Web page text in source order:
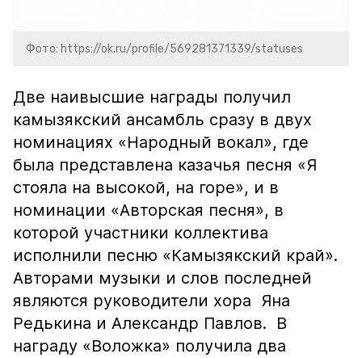
Фото: https://ok.ru/profile/569281371339/statuses
Две наивысшие награды получил
камызякский ансамбль сразу в двух
номинациях «Народный вокал», где
была представлена казачья песня «Я
стояла на высокой, на горе», и в
номинации «Авторская песня», в
которой участники коллектива
исполнили песню «Камызякский край».
Авторами музыки и слов последней
являются руководители хора Яна
Редькина и Александр Павлов. В
награду «Воложка» получила два